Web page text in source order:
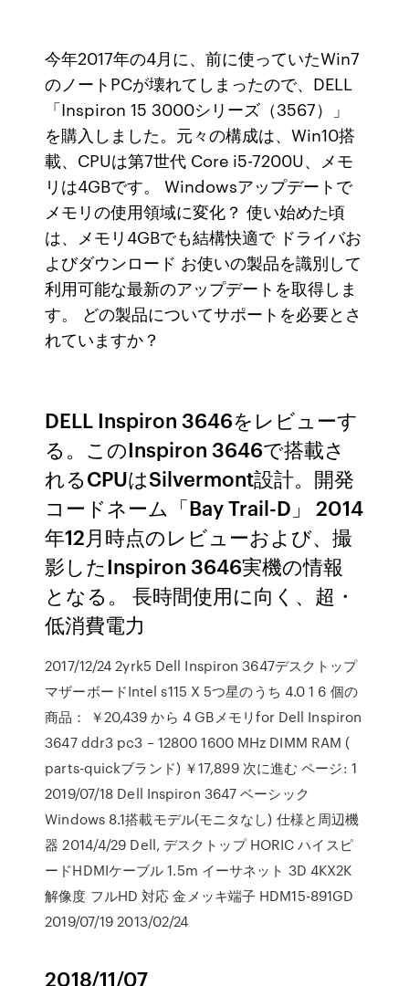
今年2017年の4月に、前に使っていたWin7
のノートPCが壊れてしまったので、DELL
「Inspiron 15 3000シリーズ（3567）」
を購入しました。元々の構成は、Win10搭
載、CPUは第7世代 Core i5-7200U、メモ
リは4GBです。 Windowsアップデートで
メモリの使用領域に変化？ 使い始めた頃
は、メモリ4GBでも結構快適で ドライバお
よびダウンロード お使いの製品を識別して
利用可能な最新のアップデートを取得しま
す。 どの製品についてサポートを必要とさ
れていますか？
DELL Inspiron 3646をレビューす
る。このInspiron 3646で搭載さ
れるCPUはSilvermont設計。開発
コードネーム「Bay Trail-D」 2014
年12月時点のレビューおよび、撮
影したInspiron 3646実機の情報
となる。 長時間使用に向く、超・
低消費電力
2017/12/24 2yrk5 Dell Inspiron 3647デスクトップ
マザーボードIntel s115 X 5つ星のうち 4.0 1 6 個の
商品： ￥20,439 から 4 GBメモリfor Dell Inspiron
3647 ddr3 pc3 – 12800 1600 MHz DIMM RAM (
parts-quickブランド) ￥17,899 次に進む ページ: 1
2019/07/18 Dell Inspiron 3647 ベーシック
Windows 8.1搭載モデル(モニタなし) 仕様と周辺機
器 2014/4/29 Dell, デスクトップ HORIC ハイスピ
ードHDMIケーブル 1.5m イーサネット 3D 4KX2K
解像度 フルHD 対応 金メッキ端子 HDM15-891GD
2019/07/19 2013/02/24
2018/11/07